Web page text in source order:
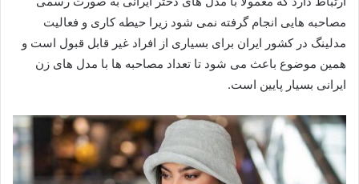
مصاحبه هایی انجام گرفته نمی شود زیرا حیطه کاری و فعالیت
مدلینگ در کشور ایران برای بسیاری از افراد غیر قابل قبول است و
همین موضوع باعث می شود تا تعداد مصاحبه ها با مدل های زن
ایرانی بسیار پایین است.